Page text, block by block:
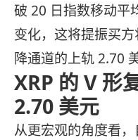
破 20 日指数移动平
变化，这将提振买
降通道的上轨 2.70
XRP 的 V 形
2.70 美元
从更宏观的角度看